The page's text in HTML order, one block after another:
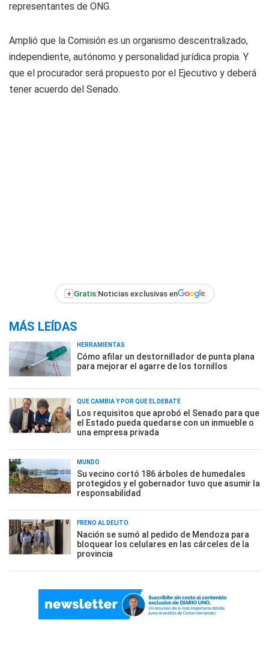
representantes de ONG.
Amplió que la Comisión es un organismo descentralizado,
independiente, autónomo y personalidad jurídica propia. Y
que el procurador será propuesto por el Ejecutivo y deberá
tener acuerdo del Senado.
+ Gratis:Noticias exclusivas en
MÁS LEÍDAS
HERRAMIENTAS
Cómo afilar un destornillador de punta plana
para mejorar el agarre de los tornillos
QUÉ CAMBIA Y POR QUÉ EL DEBATE
Los requisitos que aprobó el Senado para que
el Estado pueda quedarse con un inmueble o
una empresa privada
MUNDO
Su vecino cortó 186 árboles de humedales
protegidos y el gobernador tuvo que asumir la
responsabilidad
FRENO AL DELITO
Nación se sumó al pedido de Mendoza para
bloquear los celulares en las cárceles de la
provincia